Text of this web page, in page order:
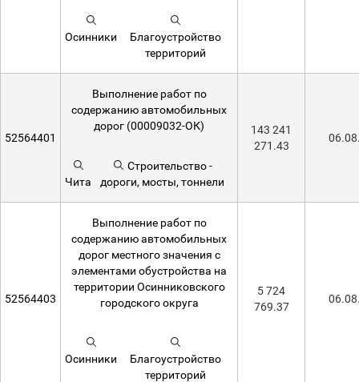
Осинники
Благоустройство
территорий
52564401
Выполнение работ по
содержанию автомобильных
дорог (00009032-ОК)
Чита
Строительство -
дороги, мосты, тоннели
143 241
271.43
52564403
Выполнение работ по
содержанию автомобильных
дорог местного значения с
элементами обустройства на
территории Осинниковского
городского округа
Осинники
Благоустройство
территорий
5 724
769.37